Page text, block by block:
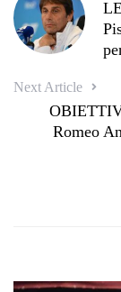
Next Article
Romeo